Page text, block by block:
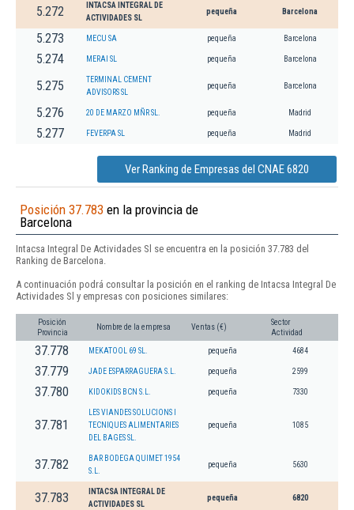
5.272
INTACSA INTEGRAL DE
ACTIVIDADES SL
pequeña Barcelona
5.273 MECU SA pequeña Barcelona
5.274 MERAI SL pequeña Barcelona
5.275
TERMINAL CEMENT
ADVISORS SL
pequeña Barcelona
5.276 20 DE MARZO MÑR SL. pequeña Madrid
5.277 FEVERPA SL pequeña Madrid
Ver Ranking de Empresas del CNAE 6820
Posición 37.783 en la provincia de
Barcelona
Intacsa Integral De Actividades Sl se encuentra en la posición 37.783 del
Ranking de Barcelona.
A continuación podrá consultar la posición en el ranking de Intacsa Integral De
Actividades Sl y empresas con posiciones similares:
Posición
Provincia
Nombre de la empresa Ventas (€)
Sector
Actividad
37.778 MEKATOOL 69 SL. pequeña 4684
37.779 JADE ESPARRAGUERA S.L. pequeña 2599
37.780 KIDOKIDS BCN S.L. pequeña 7330
37.781
LES VIANDES SOLUCIONS I
TECNIQUES ALIMENTARIES
DEL BAGES SL.
pequeña 1085
37.782
BAR BODEGA QUIMET 1954
S.L.
pequeña 5630
37.783
INTACSA INTEGRAL DE
ACTIVIDADES SL
pequeña 6820